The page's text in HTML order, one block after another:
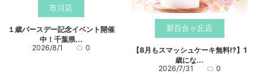
市川店
１歳バースデー記念イベント開催
中！千葉県...
2026/8/1
0
新百合ヶ丘店
【8月もスマッシュケーキ無料⁉】1
歳にな...
2026/7/31
0